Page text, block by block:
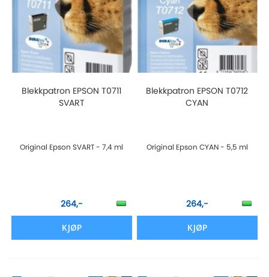
Blekkpatron EPSON T0711
SVART
Original Epson SVART - 7,4 ml
264,-
KJØP
Blekkpatron EPSON T0712
CYAN
Original Epson CYAN - 5,5 ml
264,-
KJØP